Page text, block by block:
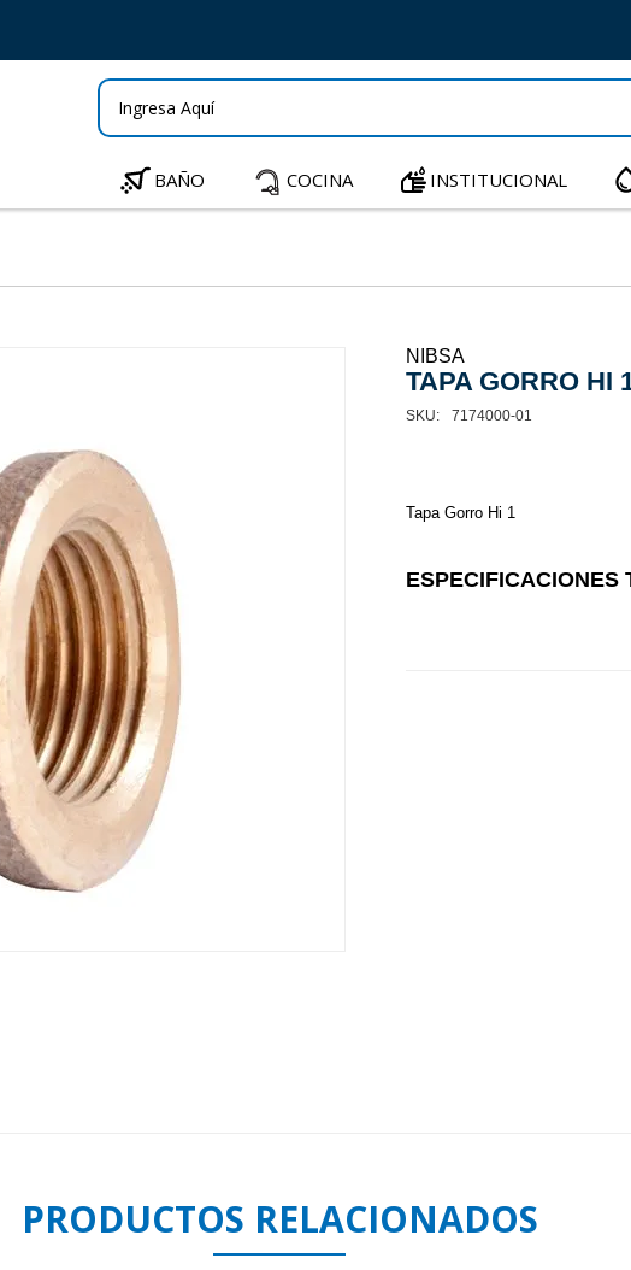
BAÑO COCINA INSTITUCIONAL
NIBSA
TAPA GORRO HI
7174000-01
Tapa Gorro Hi 1
ESPECIFICACIONES
PRODUCTOS RELACIONADOS